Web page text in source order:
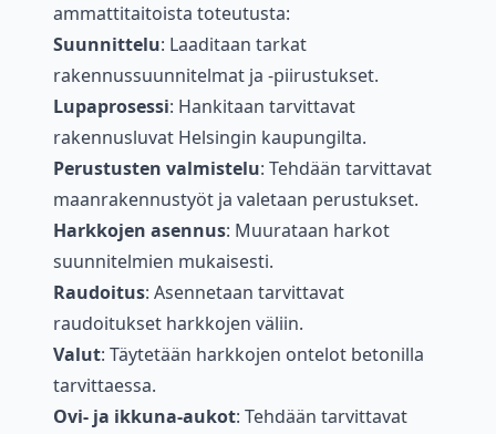
ammattitaitoista toteutusta:
Suunnittelu: Laaditaan tarkat
rakennussuunnitelmat ja -piirustukset.
Lupaprosessi: Hankitaan tarvittavat
rakennusluvat Helsingin kaupungilta.
Perustusten valmistelu: Tehdään tarvittavat
maanrakennustyöt ja valetaan perustukset.
Harkkojen asennus: Muurataan harkot
suunnitelmien mukaisesti.
Raudoitus: Asennetaan tarvittavat
raudoitukset harkkojen väliin.
Valut: Täytetään harkkojen ontelot betonilla
tarvittaessa.
Ovi- ja ikkuna-aukot: Tehdään tarvittavat